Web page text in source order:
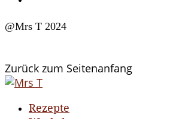
@Mrs T 2024
Zurück zum Seitenanfang
Rezepte